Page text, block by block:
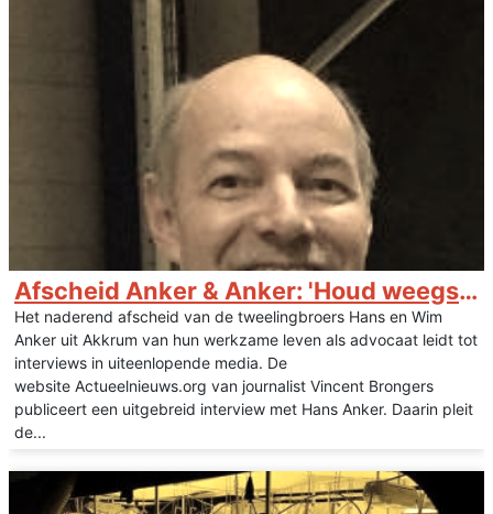
Afscheid Anker & Anker: 'Houd weegschaal Vrouwe Justitia in balans'
Het naderend afscheid van de tweelingbroers Hans en Wim
Anker uit Akkrum van hun werkzame leven als advocaat leidt tot
interviews in uiteenlopende media. De
website Actueelnieuws.org van journalist Vincent Brongers
publiceert een uitgebreid interview met Hans Anker. Daarin pleit
de...